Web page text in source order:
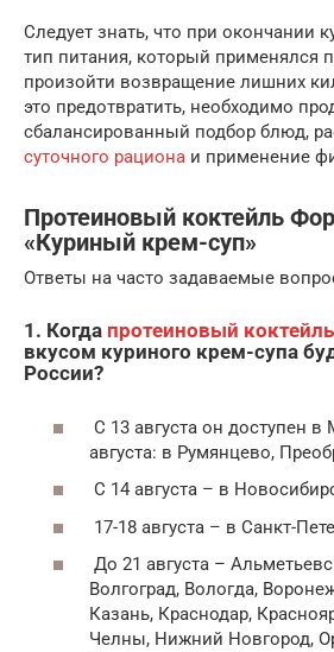
Следует знать, что при окончании
тип питания, который применялся
произойти возвращение лишних
это предотвратить, необходимо
сбалансированный подбор блюд,
суточного рациона и применение
Протеиновый коктейль
«Куриный крем-суп»
Ответы на часто задаваемые
1. Когда протеиновый
вкусом куриного крем-супа
России?
С 13 августа он доступен
августа: в Румянцево,
С 14 августа – в
17-18 августа – в Санкт-
До 21 августа –
Волгоград, Вологда,
Казань, Краснодар,
Челны, Нижний Новгород,